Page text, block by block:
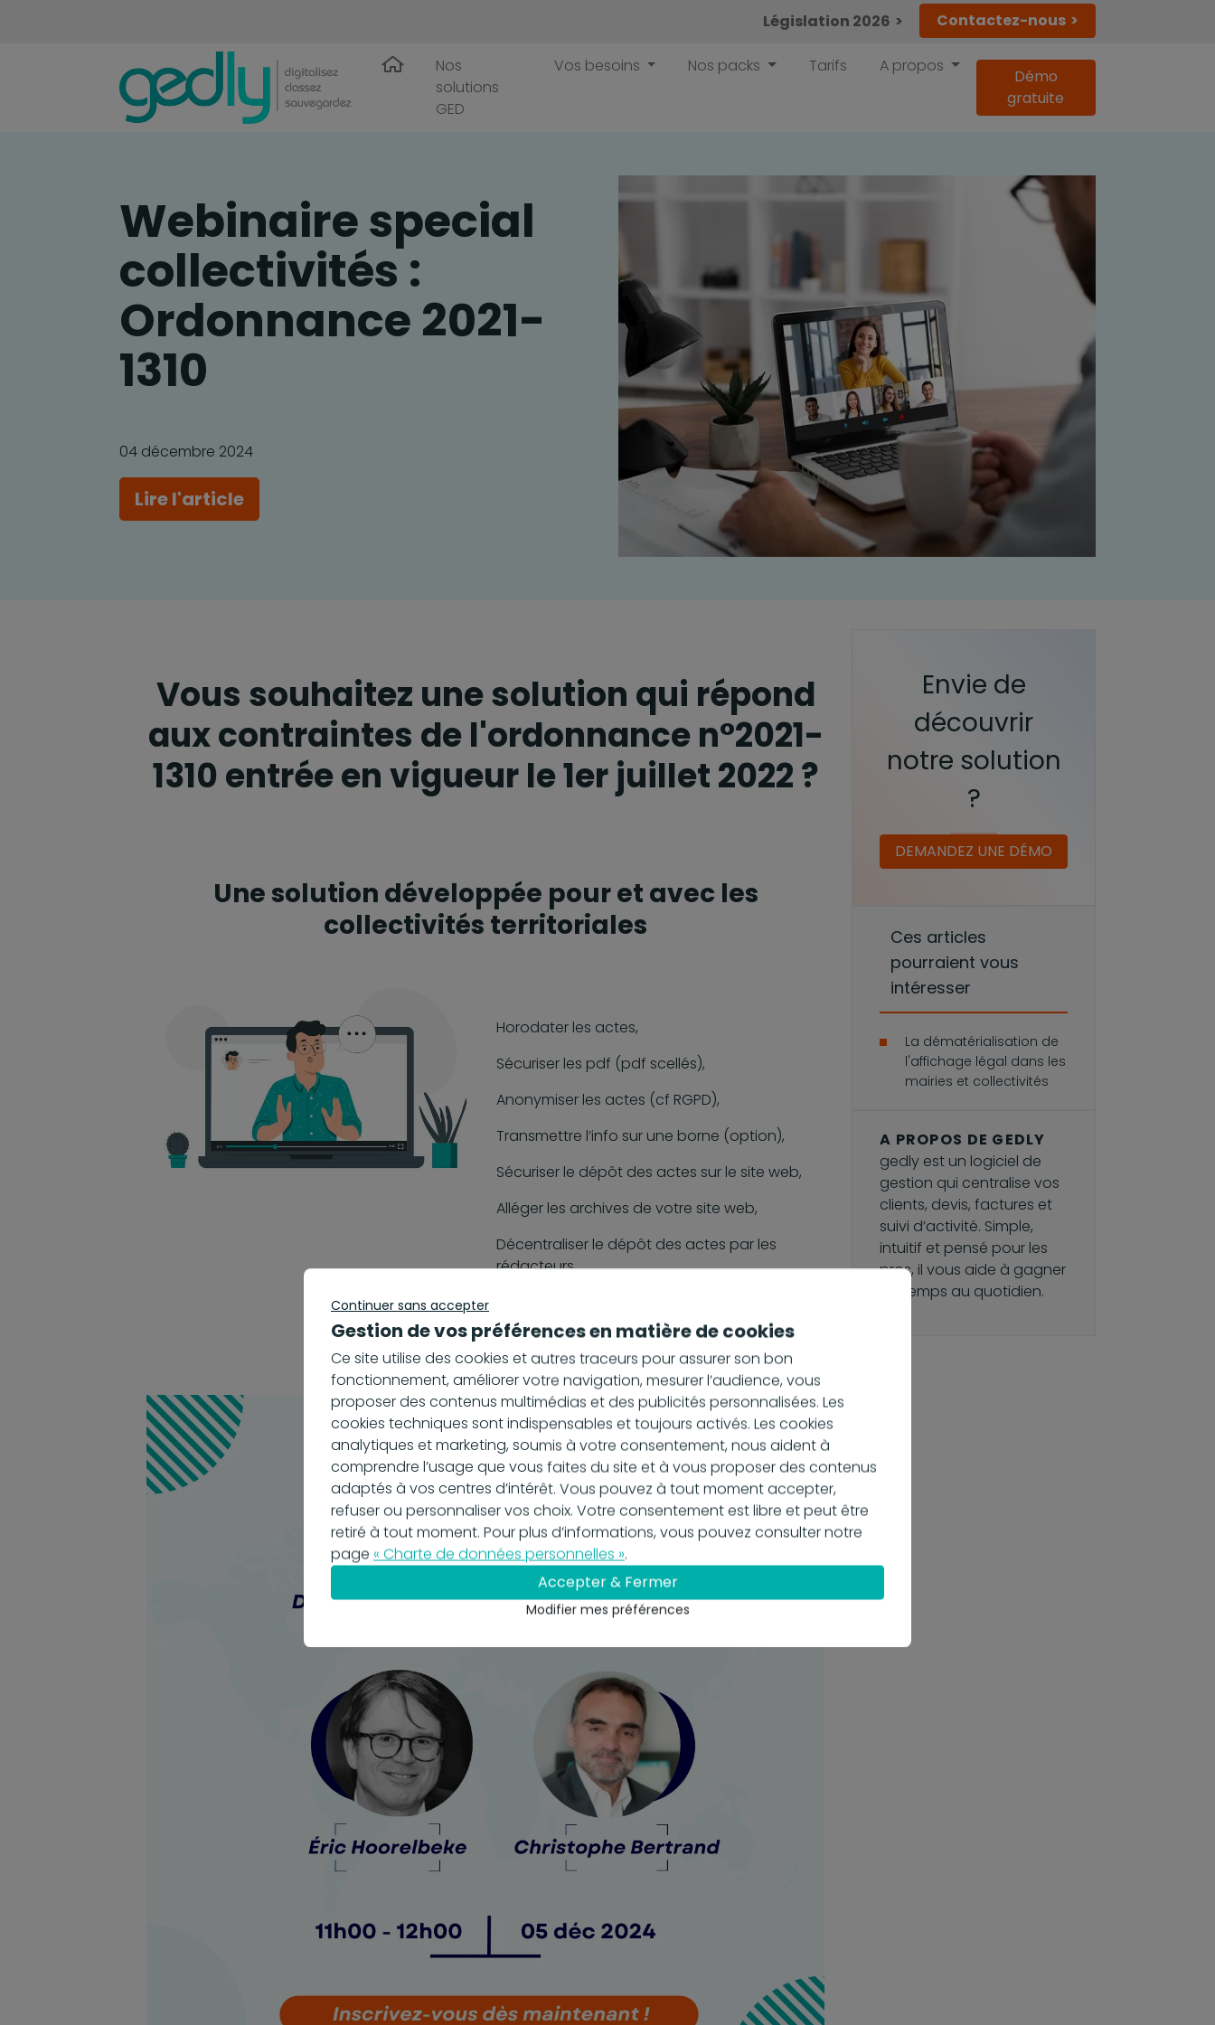
Législation 2026 Contactez-nous
Nos
solutions
GED
Vos besoins Nos packs Tarifs A propos
Démo
gratuite
Webinaire special
collectivités :
Ordonnance 2021-
1310
04 décembre 2024
Lire l'article
Vous souhaitez une solution qui répond
aux contraintes de l'ordonnance n°2021-
1310 entrée en vigueur le 1er juillet 2022 ?
Une solution développée pour et avec les
collectivités territoriales
Horodater les actes,
Sécuriser les pdf (pdf scellés),
Anonymiser les actes (cf RGPD),
Transmettre l’info sur une borne (option),
Sécuriser le dépôt des actes sur le site web,
Alléger les archives de votre site web,
Décentraliser le dépôt des actes par les
rédacteurs,
GED dédiés aux actes.
Envie de
découvrir
notre solution
?
DEMANDEZ UNE DÉMO
Ces articles
pourraient vous
intéresser
La dématérialisation de
l'affichage légal dans les
mairies et collectivités
A PROPOS DE GEDLY
gedly est un logiciel de
gestion qui centralise vos
clients, devis, factures et
suivi d’activité. Simple,
intuitif et pensé pour les
pros, il vous aide à gagner
du temps au quotidien.
Continuer sans accepter
Gestion de vos préférences en matière de cookies
Ce site utilise des cookies et autres traceurs pour assurer son bon
fonctionnement, améliorer votre navigation, mesurer l’audience, vous
proposer des contenus multimédias et des publicités personnalisées. Les
cookies techniques sont indispensables et toujours activés. Les cookies
analytiques et marketing, soumis à votre consentement, nous aident à
comprendre l’usage que vous faites du site et à vous proposer des contenus
adaptés à vos centres d’intérêt. Vous pouvez à tout moment accepter,
refuser ou personnaliser vos choix. Votre consentement est libre et peut être
retiré à tout moment. Pour plus d’informations, vous pouvez consulter notre
page « Charte de données personnelles ».
Accepter & Fermer
Modifier mes préférences